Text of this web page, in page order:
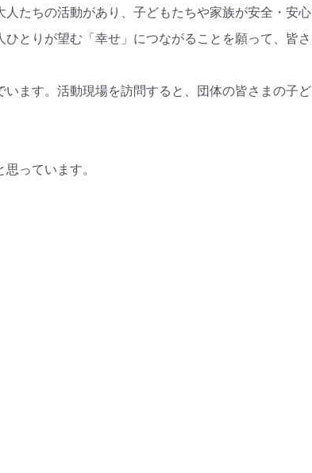
たちの活動があり、子どもたちや家族が安全・安
とりが望む「幸せ」につながることを願って、皆さ
ます。活動現場を訪問すると、団体の皆さまの子
っています。